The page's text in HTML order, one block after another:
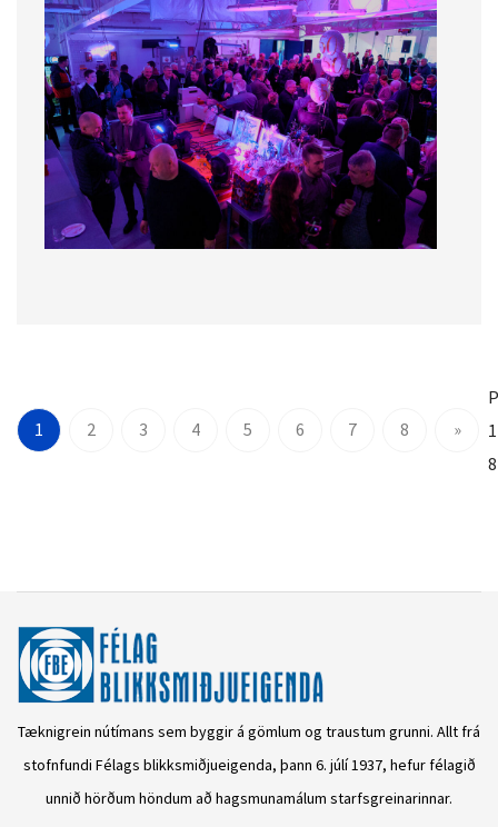
1 2 3 4 5 6 7 8 »
8
Tæknigrein nútímans sem byggir á gömlum og traustum grunni. Allt frá
stofnfundi Félags blikksmiðjueigenda, þann 6. júlí 1937, hefur félagið
unnið hörðum höndum að hagsmunamálum starfsgreinarinnar.